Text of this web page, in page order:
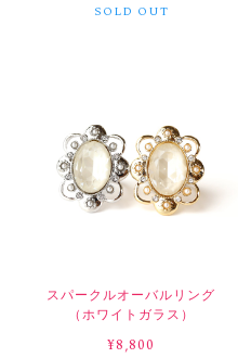
SOLD OUT
スパークルオーバルリング
（ホワイトガラス）
¥8,800